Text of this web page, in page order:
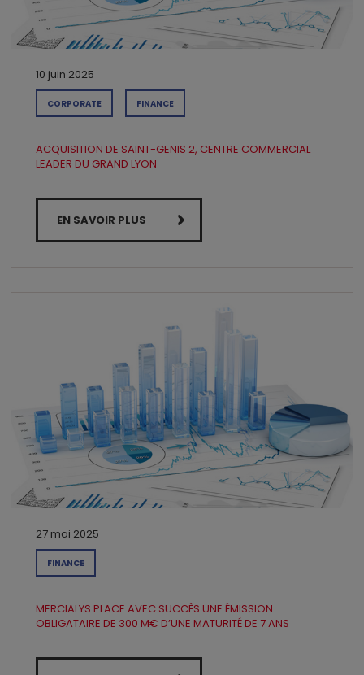
10 juin 2025
CORPORATE FINANCE
ACQUISITION DE SAINT-GENIS 2, CENTRE COMMERCIAL
LEADER DU GRAND LYON
EN SAVOIR PLUS
27 mai 2025
FINANCE
MERCIALYS PLACE AVEC SUCCÈS UNE ÉMISSION
OBLIGATAIRE DE 300 M€ D’UNE MATURITÉ DE 7 ANS